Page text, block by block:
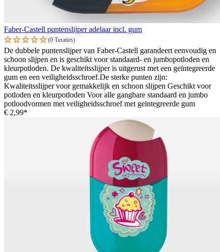
Faber-Castell puntenslijper adelaar incl. gum
(0 Taxaties)
De dubbele puntenslijper van Faber-Castell garandeert eenvoudig en
schoon slijpen en is geschikt voor standaard- en jumbopotloden en
kleurpotloden. De kwaliteitsslijper is uitgerust met een geïntegreerde
gum en een veiligheidsschroef.De sterke punten zijn:
Kwaliteitsslijper voor gemakkelijk en schoon slijpen Geschikt voor
potloden en kleurpotloden Voor alle gangbare standaard en jumbo
potloodvormen met veiligheidsschroef met geïntegreerde gum
€ 2,99*